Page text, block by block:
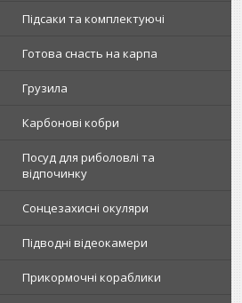
Підсаки та комплектуючі
Готова снасть на карпа
Грузила
Карбонові кобри
Посуд для риболовлі та
відпочинку
Сонцезахисні окуляри
Підводні відеокамери
Прикормочні кораблики